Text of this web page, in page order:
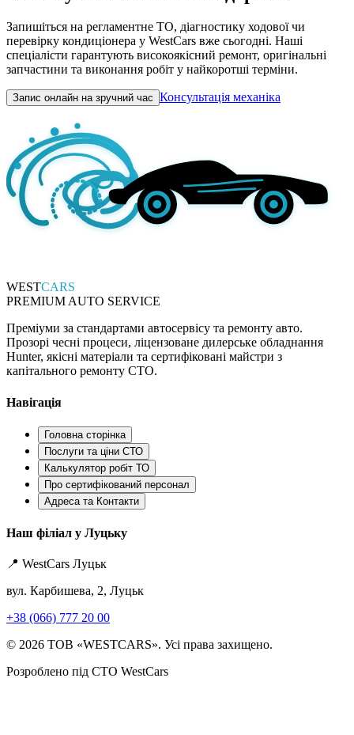
Запишіться на регламентне ТО, діагностику ходової чи
перевірку кондиціонера у WestCars вже сьогодні. Наші
спеціалісти гарантують високоякісний ремонт, оригінальні
запчастини та виконання робіт у найкоротші терміни.
Запис онлайн на зручний час Консультація механіка
WESTCARS
PREMIUM AUTO SERVICE
Преміуми за стандартами автосервісу та ремонту авто.
Прозорі чесні процеси, ліцензоване дилерське обладнання
Hunter, якісні матеріали та сертифіковані майстри з
капітального ремонту СТО.
Навігація
Головна сторінка
Послуги та ціни СТО
Калькулятор робіт ТО
Про сертифікований персонал
Адреса та Контакти
Наш філіал у Луцьку
📍 WestCars Луцьк
вул. Карбишева, 2, Луцьк
+38 (066) 777 20 00
© 2026 ТОВ «WESTCARS». Усі права захищено.
Розроблено під СТО WestCars